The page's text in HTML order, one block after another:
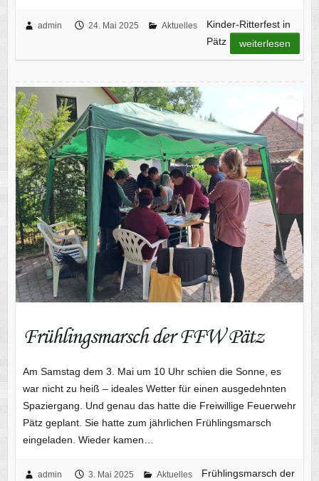
admin 24. Mai 2025 Aktuelles
Kinder-Ritterfest in
Pätz
weiterlesen
Frühlingsmarsch der FFW Pätz
Frühlingsmarsch der FFW Pätz
Am Samstag dem 3. Mai um 10 Uhr schien die Sonne, es
war nicht zu heiß – ideales Wetter für einen ausgedehnten
Spaziergang. Und genau das hatte die Freiwillige Feuerwehr
Pätz geplant. Sie hatte zum jährlichen Frühlingsmarsch
eingeladen. Wieder kamen…
admin 3. Mai 2025 Aktuelles
Frühlingsmarsch der